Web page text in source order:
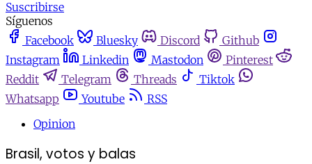
Suscribirse
Síguenos
Facebook
Bluesky Discord
Github
Instagram
Linkedin Mastodon
Pinterest
Reddit
Telegram Threads
Tiktok
Whatsapp
Youtube
RSS
Opinion
Brasil, votos y balas